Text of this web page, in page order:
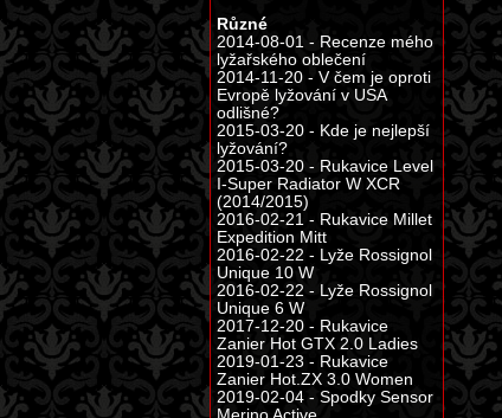
Různé
2014-08-01 - Recenze mého
lyžařského oblečení
2014-11-20 - V čem je oproti
Evropě lyžování v USA
odlišné?
2015-03-20 - Kde je nejlepší
lyžování?
2015-03-20 - Rukavice Level
I-Super Radiator W XCR
(2014/2015)
2016-02-21 - Rukavice Millet
Expedition Mitt
2016-02-22 - Lyže Rossignol
Unique 10 W
2016-02-22 - Lyže Rossignol
Unique 6 W
2017-12-20 - Rukavice
Zanier Hot GTX 2.0 Ladies
2019-01-23 - Rukavice
Zanier Hot.ZX 3.0 Women
2019-02-04 - Spodky Sensor